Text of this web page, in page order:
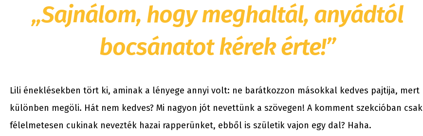
„Sajnálom, hogy meghaltál, anyádtól
bocsánatot kérek érte!”
Lili éneklésekben tört ki, aminak a lényege annyi volt: ne barátkozzon másokkal kedves pajtija, mert
különben megöli. Hát nem kedves? Mi nagyon jót nevettünk a szövegen! A komment szekcióban csak
félelmetesen cukinak nevezték hazai rapperünket, ebből is születik vajon egy dal? Haha.